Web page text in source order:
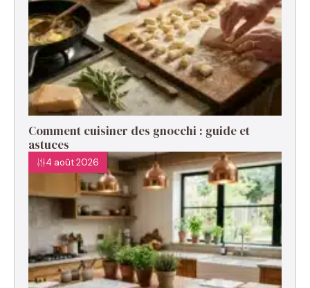
Comment cuisiner des gnocchi : guide et
astuces
4 août 2026